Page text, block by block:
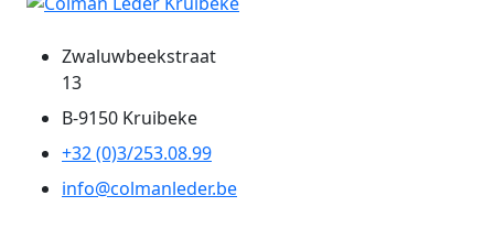
Zwaluwbeekstraat
13
B-9150 Kruibeke
+32 (0)3/253.08.99
info@colmanleder.be